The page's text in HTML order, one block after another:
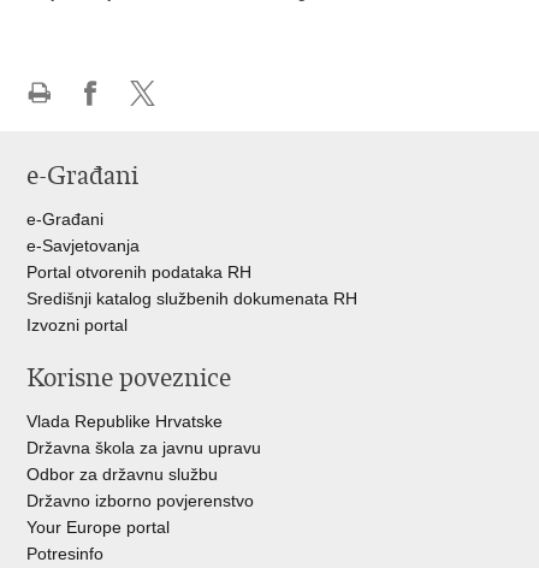
FacebookuTwitteru
e-Građani
e-Građani
e-Savjetovanja
Portal otvorenih podataka RH
Središnji katalog službenih dokumenata RH
Izvozni portal
Korisne poveznice
Vlada Republike Hrvatske
Državna škola za javnu upravu
Odbor za državnu službu
Državno izborno povjerenstvo
Your Europe portal
Potresinfo